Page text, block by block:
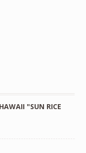
"SUN RICE